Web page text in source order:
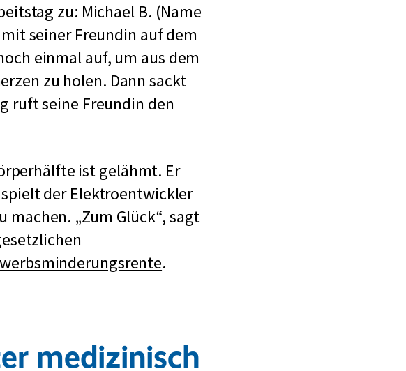
zu: Michael B. (Name
seiner Freundin auf dem
einmal auf, um aus dem
zu holen. Dann sackt
ruft seine Freundin den
ist gelähmt. Er
der Elektroentwickler
„Zum Glück“, sagt
.
medizinisch